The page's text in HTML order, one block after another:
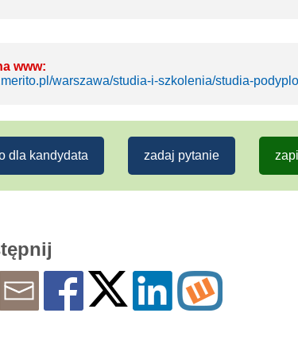
www:
warszawa/studia-i-szkolenia/studia-
dla kandydata zadaj pytanie